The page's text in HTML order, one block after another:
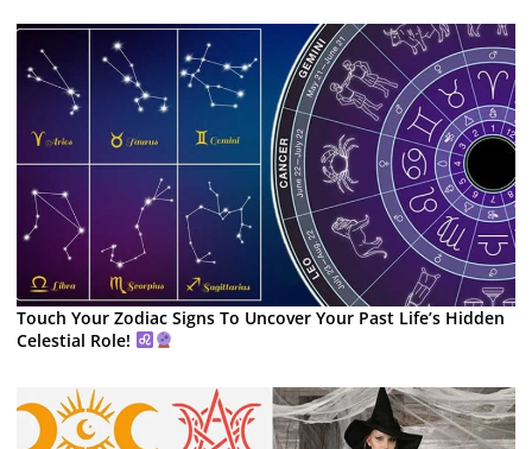
Touch Your Zodiac Signs To Uncover Your Past Life’s Hidden
Celestial Role!